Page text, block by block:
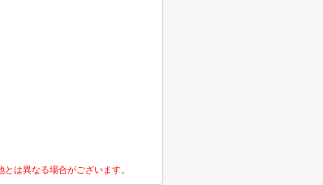
は異なる場合がございます。